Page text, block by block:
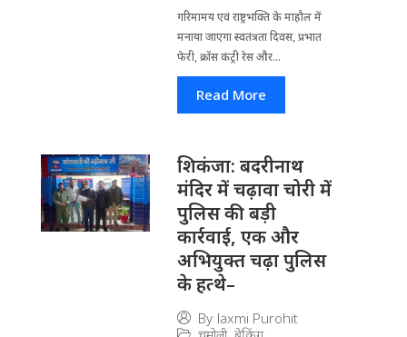
गरिमामय एवं राष्ट्रभक्ति के माहौल में
मनाया जाएगा स्वतंत्रता दिवस, प्रभात
फेरी, क्रॉस कंट्री रेस और...
Read More
​शिकंजा: बदरीनाथ
मंदिर में चढ़ावा चोरी में
पुलिस की बड़ी
कार्रवाई, एक और
अभियुक्त चढ़ा पुलिस
के हत्थे–
By laxmi Purohit